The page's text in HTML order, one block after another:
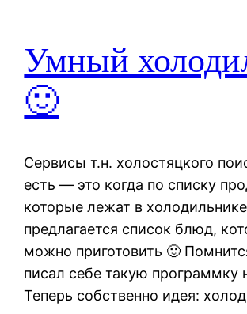
Умный
🙂
Сервисы т.н. холостяцкого
есть — это когда по списку
которые лежат в холодильнике
предлагается список блюд,
можно приготовить 🙂
писал себе такую программку
Теперь собственно идея: